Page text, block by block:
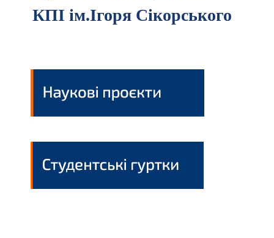
КПІ ім.Ігоря Сікорського